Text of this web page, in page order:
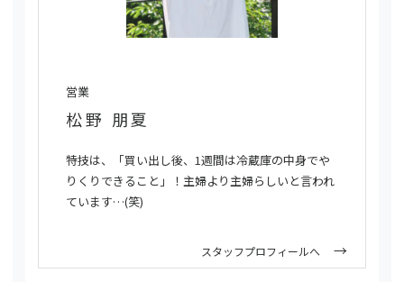
営業
松野 朋夏
特技は、「買い出し後、1週間は冷蔵庫の中身でや
りくりできること」！主婦より主婦らしいと言われ
ています…(笑)
スタッフプロフィールへ